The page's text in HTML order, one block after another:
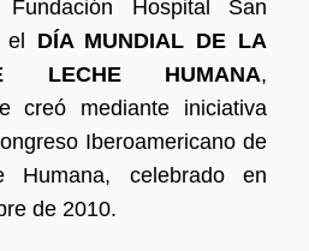
Hospital San
el DÍA MUNDIAL DE LA
LECHE HUMANA,
creó mediante iniciativa
Iberoamericano de
Humana, celebrado en
de 2010.